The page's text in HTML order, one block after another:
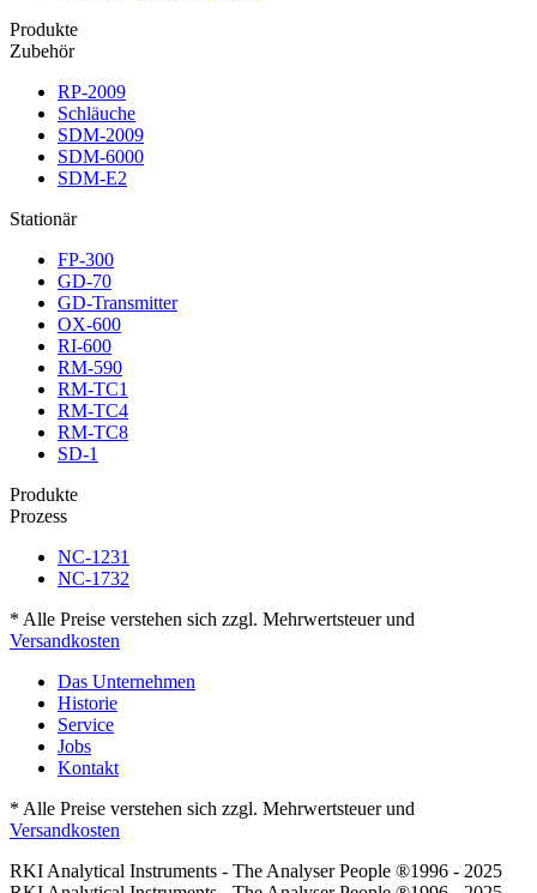
Produkte
Zubehör
RP-2009
Schläuche
SDM-2009
SDM-6000
SDM-E2
Stationär
FP-300
GD-70
GD-Transmitter
OX-600
RI-600
RM-590
RM-TC1
RM-TC4
RM-TC8
SD-1
Produkte
Prozess
NC-1231
NC-1732
* Alle Preise verstehen sich zzgl. Mehrwertsteuer und
Versandkosten
Das Unternehmen
Historie
Service
Jobs
Kontakt
* Alle Preise verstehen sich zzgl. Mehrwertsteuer und
Versandkosten
RKI Analytical Instruments - The Analyser People ®1996 - 2025